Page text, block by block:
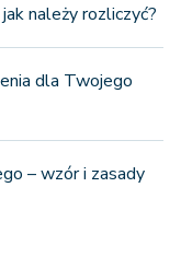
należy rozliczyć?
dla Twojego
– wzór i zasady